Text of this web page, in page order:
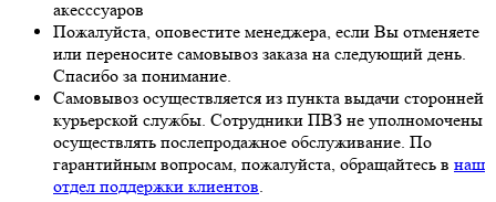
акесссуаров
Пожалуйста, оповестите менеджера, если Вы отменяете
или переносите самовывоз заказа на следующий день.
Спасибо за понимание.
Самовывоз осуществляется из пункта выдачи сторонней
курьерской службы. Сотрудники ПВЗ не уполномочены
осуществлять послепродажное обслуживание. По
гарантийным вопросам, пожалуйста, обращайтесь в наш
отдел поддержки клиентов.